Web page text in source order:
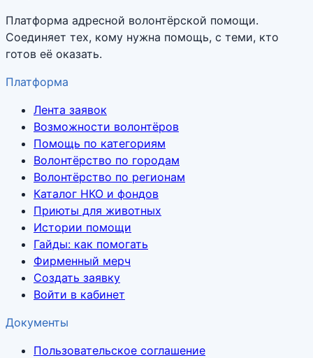
Платформа адресной волонтёрской помощи.
Соединяет тех, кому нужна помощь, с теми, кто
готов её оказать.
Платформа
Лента заявок
Возможности волонтёров
Помощь по категориям
Волонтёрство по городам
Волонтёрство по регионам
Каталог НКО и фондов
Приюты для животных
Истории помощи
Гайды: как помогать
Фирменный мерч
Создать заявку
Войти в кабинет
Документы
Пользовательское соглашение